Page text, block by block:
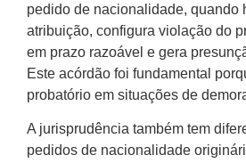
pedido de nacionalidade, quando
atribuição, configura violação do
em prazo razoável e gera
Este acórdão foi fundamental
probatório em situações de
A jurisprudência também tem
pedidos de nacionalidade